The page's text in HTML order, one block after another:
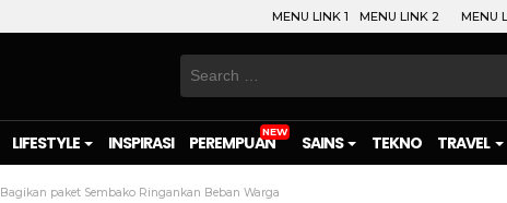
MENU LINK 1 MENU LINK 2 MENU
Search
LIFESTYLE INSPIRASI PEREMPUAN SAINS TEKNO TRAVEL
paket Sembako Ringankan Beban Warga